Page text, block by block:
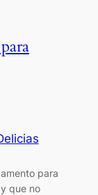
para
que no